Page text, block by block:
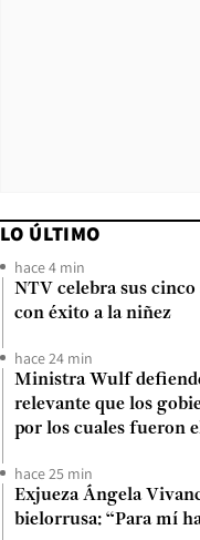
LO ÚLTIMO
hace 4 min
NTV celebra sus cinco
con éxito a la niñez
hace 24 min
Ministra Wulf
relevante que los
por los cuales fueron
hace 25 min
Exjueza Ángela
bielorrusa: “Para mí